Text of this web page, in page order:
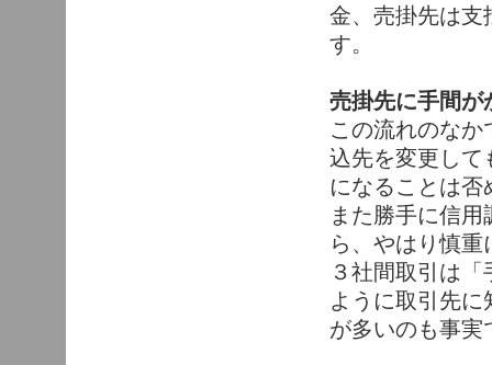
金、売掛先は支
す。
売掛先に手間が
この流れのな
込先を変更して
になることは否
また勝手に信
ら、やはり慎
３社間取引は
ように取引先
が多いのも事実